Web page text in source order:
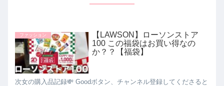
ファッション
【LAWSON】ローソンストア
100 この福袋はお買い得なの
か？？【福袋】
次女の購入品記録💸 Goodボタン、チャンネル登録してくださると